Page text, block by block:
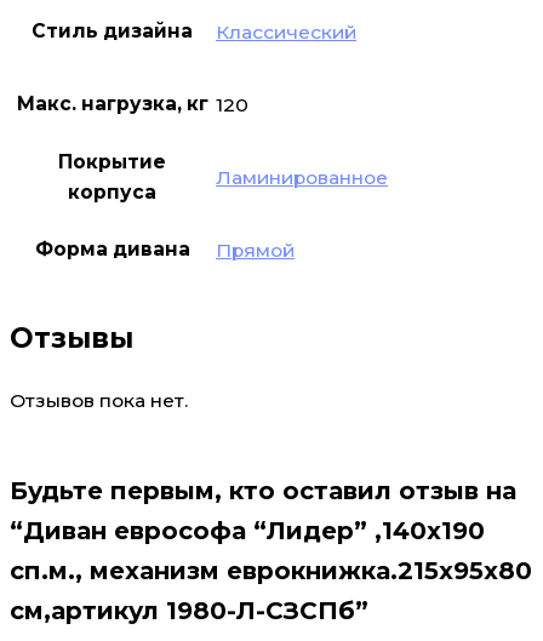
Стиль дизайна Классический
Макс. нагрузка, кг 120
Покрытие
корпуса
Ламинированное
Форма дивана Прямой
Отзывы
Отзывов пока нет.
Будьте первым, кто оставил отзыв на
“Диван еврософа “Лидер” ,140х190
сп.м., механизм еврокнижка.215х95х80
см,артикул 1980-Л-СЗСПб”